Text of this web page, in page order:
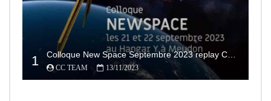
1 CC TEAM 13/11/2023